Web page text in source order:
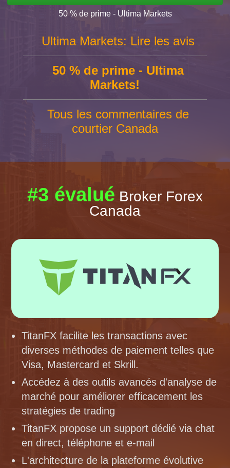
50 % de prime - Ultima Markets
Ultima Markets: Lire les avis
50 % de prime - Ultima
Markets!
Tous les commentaires de
courtier Canada
#3 évalué Broker Forex
Canada
TitanFX facilite les transactions avec
diverses méthodes de paiement telles que
Visa, Mastercard et Skrill.
Accédez à des outils avancés d'analyse de
marché pour améliorer efficacement les
stratégies de trading
TitanFX propose un support dédié via chat
en direct, téléphone et e-mail
L'architecture de la plateforme évolutive